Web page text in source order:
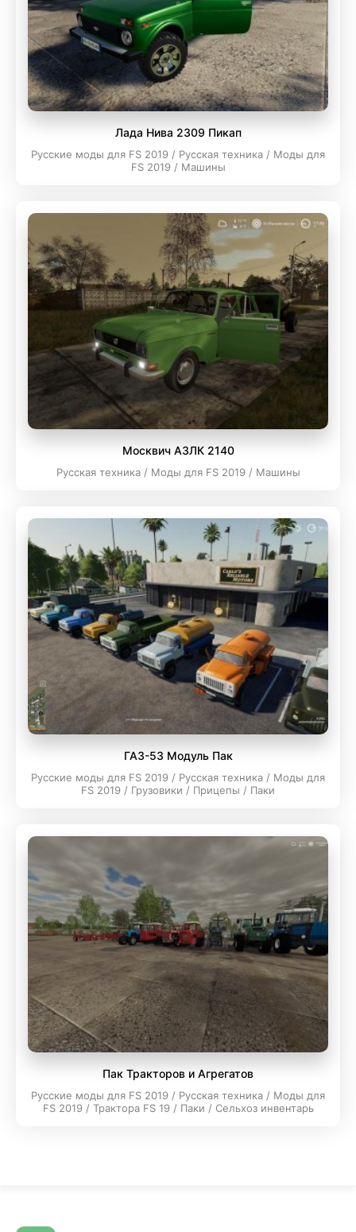
Лада Нива 2309 Пикап
Русские моды для FS 2019 / Русская техника / Моды для
FS 2019 / Машины
Москвич АЗЛК 2140
Русская техника / Моды для FS 2019 / Машины
ГАЗ-53 Модуль Пак
Русские моды для FS 2019 / Русская техника / Моды для
FS 2019 / Грузовики / Прицепы / Паки
Пак Тракторов и Агрегатов
Русские моды для FS 2019 / Русская техника / Моды для
FS 2019 / Трактора FS 19 / Паки / Сельхоз инвентарь